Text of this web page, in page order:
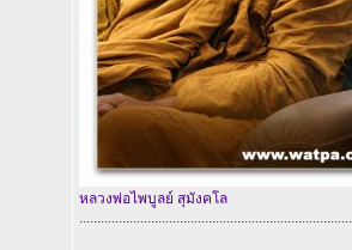
หลวงพ่อไพบูลย์ สุมังคโล
............................................................................